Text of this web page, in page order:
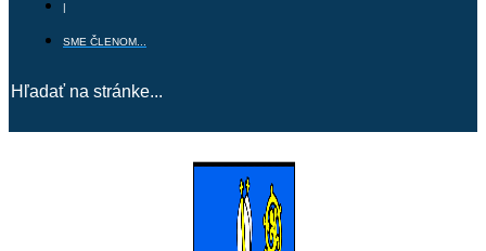
|
SME ČLENOM...